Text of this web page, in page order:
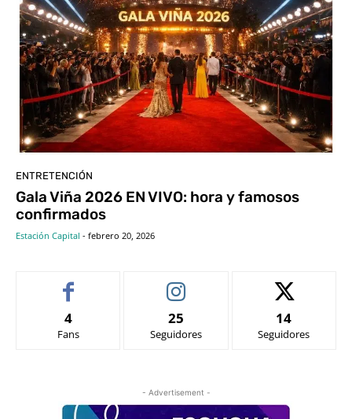
ENTRETENCIÓN
Gala Viña 2026 EN VIVO: hora y famosos
confirmados
Estación Capital - febrero 20, 2026
4
Fans
25
Seguidores
14
Seguidores
- Advertisement -